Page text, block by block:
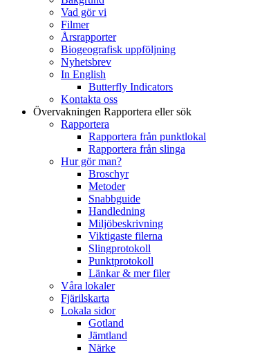
Vad gör vi
Filmer
Årsrapporter
Biogeografisk uppföljning
Nyhetsbrev
In English
Butterfly Indicators
Kontakta oss
Övervakningen Rapportera eller sök
Rapportera
Rapportera från punktlokal
Rapportera från slinga
Hur gör man?
Broschyr
Metoder
Snabbguide
Handledning
Miljöbeskrivning
Viktigaste filerna
Slingprotokoll
Punktprotokoll
Länkar & mer filer
Våra lokaler
Fjärilskarta
Lokala sidor
Gotland
Jämtland
Närke